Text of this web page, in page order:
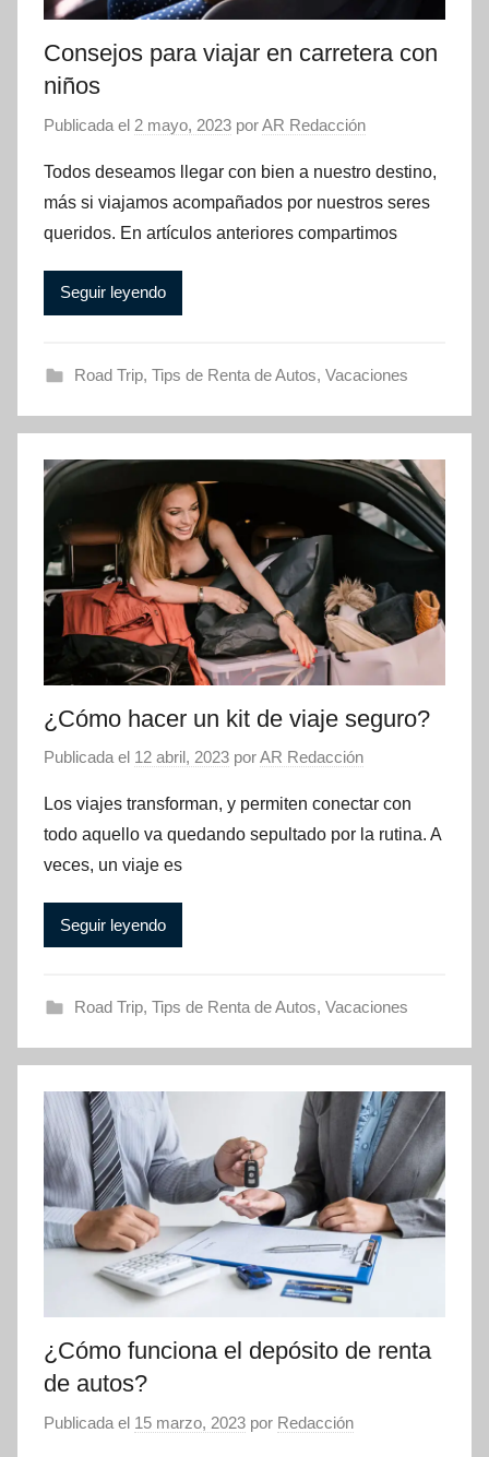
Consejos para viajar en carretera con
niños
Publicada el 2 mayo, 2023 porAR Redacción
Todos deseamos llegar con bien a nuestro destino,
más si viajamos acompañados por nuestros seres
queridos. En artículos anteriores compartimos
Seguir leyendo
Road Trip, Tips de Renta de Autos, Vacaciones
¿Cómo hacer un kit de viaje seguro?
Publicada el 12 abril, 2023 porAR Redacción
Los viajes transforman, y permiten conectar con
todo aquello va quedando sepultado por la rutina. A
veces, un viaje es
Seguir leyendo
Road Trip, Tips de Renta de Autos, Vacaciones
¿Cómo funciona el depósito de renta
de autos?
Publicada el 15 marzo, 2023 por Redacción